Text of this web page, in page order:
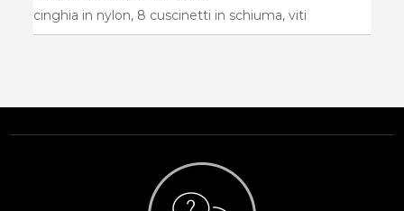
cinghia in nylon, 8 cuscinetti in schiuma, viti